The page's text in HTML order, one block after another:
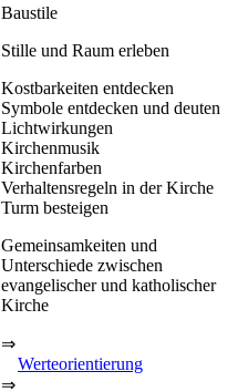
Baustile
Stille und Raum erleben
Kostbarkeiten entdecken
Symbole entdecken und deuten
Lichtwirkungen
Kirchenmusik
Kirchenfarben
Verhaltensregeln in der Kirche
Turm besteigen
Gemeinsamkeiten und
Unterschiede zwischen
evangelischer und katholischer
Kirche
⇒
Werteorientierung
⇒